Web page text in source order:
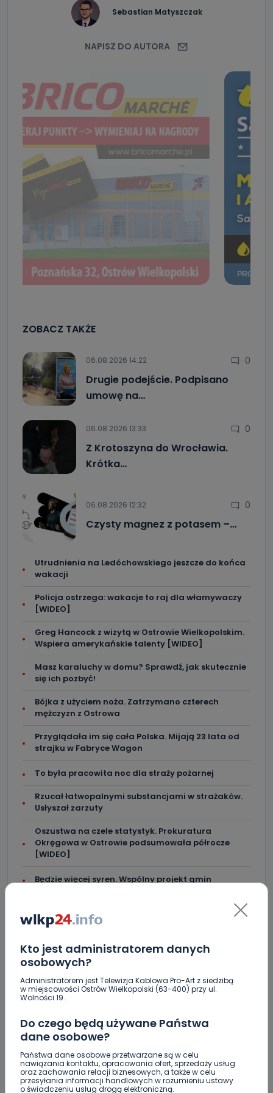
Kto jest administratorem danych
osobowych?
Administratorem jest Telewizja Kablowa Pro-Art z siedzibą
w miejscowości Ostrów Wielkopolski (63-400) przy ul.
Wolności 19.
Do czego będą używane Państwa
dane osobowe?
Państwa dane osobowe przetwarzane są w celu
nawiązania kontaktu, opracowania ofert, sprzedaży usług
oraz zachowania relacji biznesowych, a także w celu
przesyłania informacji handlowych w rozumieniu ustawy
o świadczeniu usług drogą elektroniczną.
Sebastian Matyszczak
NAPISZ DO AUTORA
ZOBACZ TAKŻE
06.08.2026 14:22 0
Drugie podejście. Podpisano
umowę na…
06.08.2026 13:33 0
Z Krotoszyna do Wrocławia.
Krótka…
06.08.2026 12:32 0
Czysty magnez z potasem –…
Utrudnienia na Ledóchowskiego jeszcze do końca
wakacji
Policja ostrzega: wakacje to raj dla włamywaczy
[WIDEO]
Greg Hancock z wizytą w Ostrowie Wielkopolskim.
Wspiera amerykańskie talenty [WIDEO]
Masz karaluchy w domu? Sprawdź, jak skutecznie
się ich pozbyć!
Bójka z użyciem noża. Zatrzymano czterech
mężczyzn z Ostrowa
Przyglądała im się cała Polska. Mijają 23 lata od
strajku w Fabryce Wagon
To była pracowita noc dla straży pożarnej
Rzucał łatwopalnymi substancjami w strażaków.
Usłyszał zarzuty
Oszustwa na czele statystyk. Prokuratura
Okręgowa w Ostrowie podsumowała półrocze
[WIDEO]
Będzie więcej syren. Wspólny projekt gmin
KOMENTARZE (4)
D delegat
Zarzuty dla Kostki o przekroczenie uprawnień, to jakaś
heca. Bo ja można czynić komuś za to, że miał kazać
zapłacić za jakiś koncert? To ja się pytam, gdyby nie
kazał zapłacić i wykonawca zostałby bez